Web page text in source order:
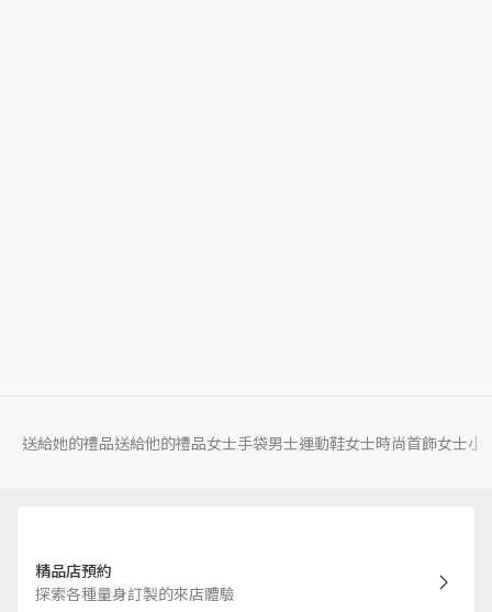
送給她的禮品送給他的禮品女士手袋男士運動鞋女士時尚首飾女士小
精品店預約
探索各種量身訂製的來店體驗